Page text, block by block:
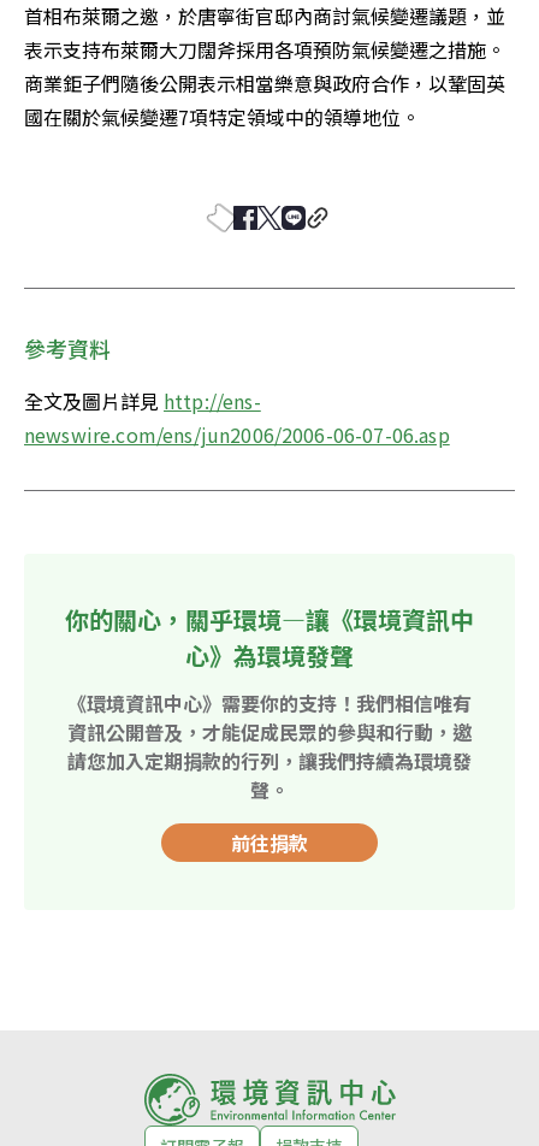
首相布萊爾之邀，於唐寧街官邸內商討氣候變遷議題，並
表示支持布萊爾大刀闊斧採用各項預防氣候變遷之措施。
商業鉅子們隨後公開表示相當樂意與政府合作，以鞏固英
國在關於氣候變遷7項特定領域中的領導地位。
參考資料
全文及圖片詳見 http://ens-
newswire.com/ens/jun2006/2006-06-07-06.asp
你的關心，關乎環境—讓《環境資訊中
心》為環境發聲
《環境資訊中心》需要你的支持！我們相信唯有
資訊公開普及，才能促成民眾的參與和行動，邀
請您加入定期捐款的行列，讓我們持續為環境發
聲。
前往捐款